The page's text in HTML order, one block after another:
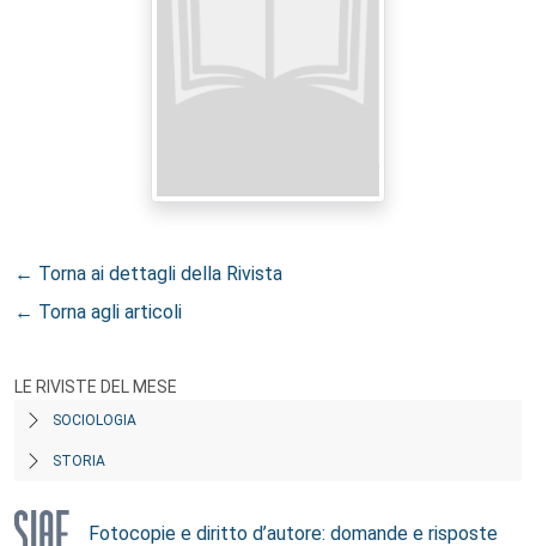
← Torna ai dettagli della Rivista
← Torna agli articoli
LE RIVISTE DEL MESE
SOCIOLOGIA
STORIA
Fotocopie e diritto d’autore: domande e risposte